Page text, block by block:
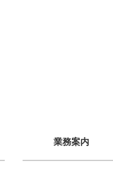
業務案内